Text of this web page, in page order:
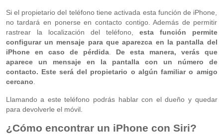
Si el propietario del teléfono tiene activada esta función de iPhone,
no tardará en ponerse en contacto contigo. Además de permitir
rastrear la localización del teléfono, esta función permite
configurar un mensaje para que aparezca en la pantalla del
iPhone en caso de pérdida. De esta manera, verás que
aparece un mensaje en la pantalla con un número de
contacto. Este será del propietario o algún familiar o amigo
cercano
Llamando a este teléfono podrás hablar con el dueño y quedar
para devolverle el móvil.
¿Cómo encontrar un iPhone con Siri?